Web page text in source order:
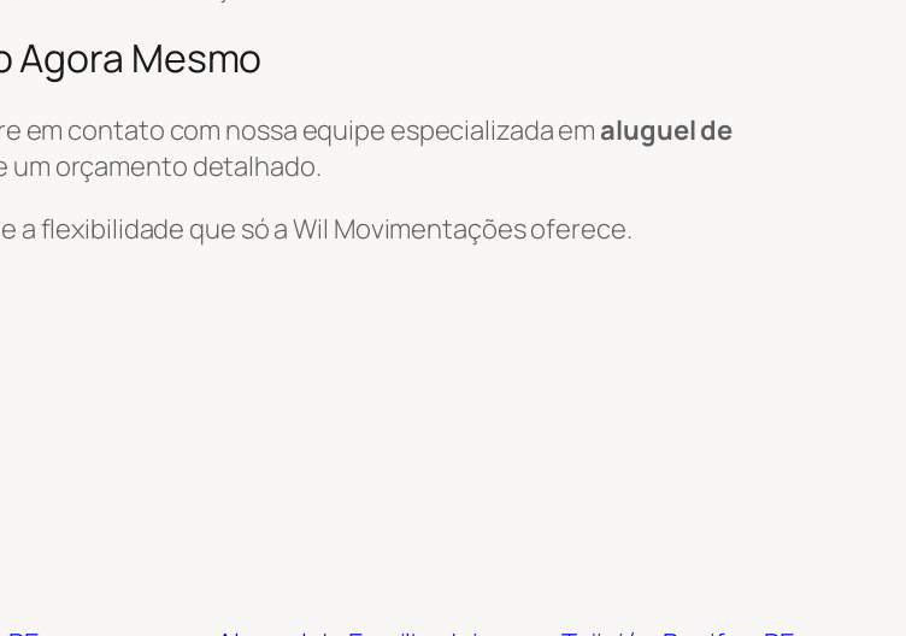
Agora Mesmo
em contato com nossa equipe especializada em aluguel de
um orçamento detalhado.
e a flexibilidade que só a Wil Movimentações oferece.